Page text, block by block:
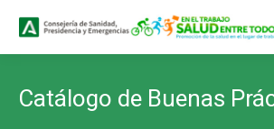
Catálogo de Buenas